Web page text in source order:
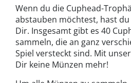
Wenn du die Cuphead-
abstauben möchtest, hast
Dir. Insgesamt gibt es 40
sammeln, die an ganz
Spiel versteckt sind. Mit
Dir keine Münzen mehr!